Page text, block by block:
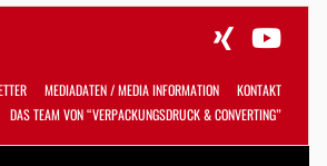
MEDIADATEN / MEDIA INFORMATION
KONTAKT
DAS TEAM VON “VERPACKUNGSDRUCK & CONVERTING”